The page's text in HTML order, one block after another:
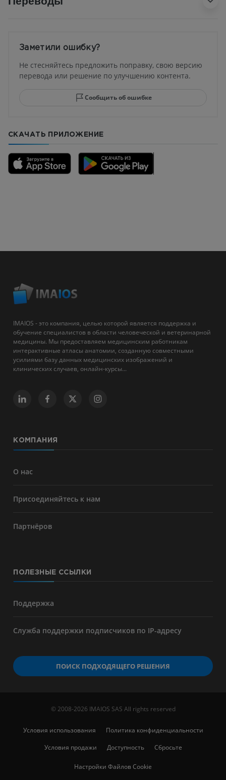
Заметили ошибку?
Не стесняйтесь предложить поправку, свою версию
перевода или решение по улучшению контента.
Сообщить об ошибке
СКАЧАТЬ ПРИЛОЖЕНИЕ
IMAIOS - это компания, целью которой является поддержка и
обучение специалистов в области человеческой и ветеринарной
медицины. Мы предоставляем медицинским работникам
интерактивные атласы анатомии, созданную совместными
усилиями базу данных медицинских изображений и
клинических случаев, онлайн-курсы...
КОМПАНИЯ
О нас
Присоединяйтесь к нам
Партнёров
ПОЛЕЗНЫЕ ССЫЛКИ
Поддержка
Служба поддержки подписчиков по IP-адресу
ПОИСК ПОДХОДЯЩЕГО РЕШЕНИЯ
© 2008-2026 IMAIOS SAS All rights reserved
Условия использования
Политика конфиденциальности
Условия продажи
Доступность Сбросьте
Настройки Файлов Cookie